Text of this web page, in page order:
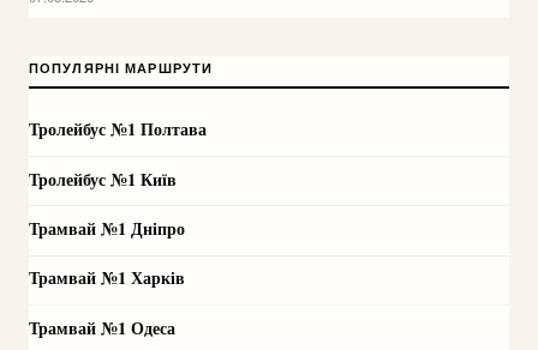
ПОПУЛЯРНІ МАРШРУТИ
Тролейбус №1 Полтава
Тролейбус №1 Київ
Трамвай №1 Дніпро
Трамвай №1 Харків
Трамвай №1 Одеса